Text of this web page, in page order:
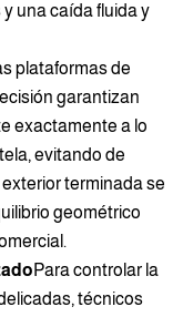
una caída fluida y
plataformas de
garantizan
exactamente a lo
evitando de
terminada se
geométrico
Para controlar la
técnicos